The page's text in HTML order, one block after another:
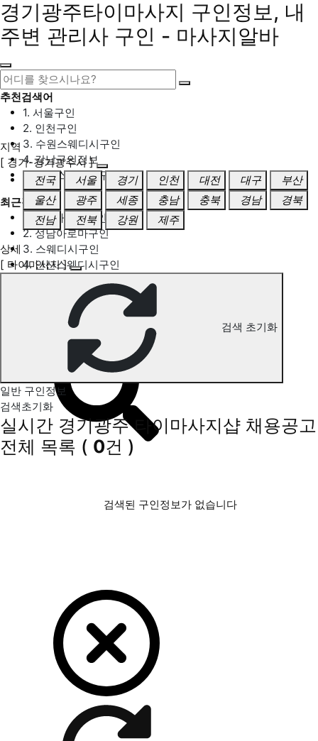
경기광주타이마사지 구인정보, 내
주변 관리사 구인 - 마사지알바
추천검색어
1. 서울구인
2. 인천구인
3. 수원스웨디시구인
4. 강남구인정보
5. 동탄스웨디시구인
최근검색어
1. 일산마사지구인
2. 성남아로마구인
3. 스웨디시구인
4. 안산스웨디시구인
경기광주 타이마사지 구인정보
지역
[ 경기-경기광주시 ]
전국
서울 경기 인천 대전 대구
부산
울산
광주 세종 충남 충북 경남
경북
전남
전북 강원 제주
상세
[ 타이마사지 ]
검색 초기화
일반 구인정보
검색초기화
실시간 경기광주 타이마사지샵 채용공고
전체 목록 ( 0건 )
검색된 구인정보가 없습니다